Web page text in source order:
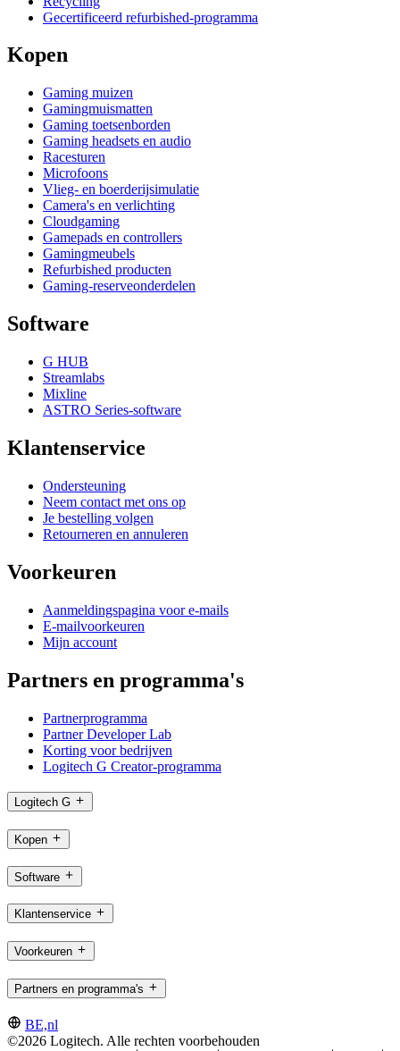
Gecertificeerd refurbished-programma
Kopen
Gaming muizen
Gamingmuismatten
Gaming toetsenborden
Gaming headsets en audio
Racesturen
Microfoons
Vlieg- en boerderijsimulatie
Camera's en verlichting
Cloudgaming
Gamepads en controllers
Gamingmeubels
Refurbished producten
Gaming-reserveonderdelen
Software
G HUB
Streamlabs
Mixline
ASTRO Series-software
Klantenservice
Ondersteuning
Neem contact met ons op
Je bestelling volgen
Retourneren en annuleren
Voorkeuren
Aanmeldingspagina voor e-mails
E-mailvoorkeuren
Mijn account
Partners en programma's
Partnerprogramma
Partner Developer Lab
Korting voor bedrijven
Logitech G Creator-programma
Logitech G
Kopen
Software
Klantenservice
Voorkeuren
Partners en programma's
BE,nl
©2026 Logitech. Alle rechten voorbehouden